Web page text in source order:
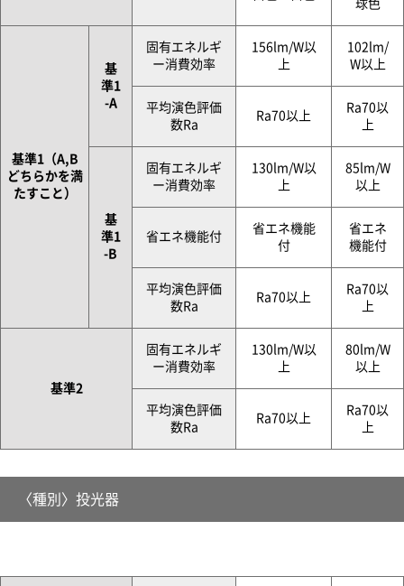
球色
基準1（A,B
どちらかを満
たすこと）
基
準1
-A
固有エネルギ
ー消費効率
156lm/W以
上
102lm/
W以上
平均演色評価
数Ra
Ra70以上
Ra70以
上
基
準1
-B
固有エネルギ
ー消費効率
130lm/W以
上
85lm/W
以上
省エネ機能付
省エネ機能
付
省エネ
機能付
平均演色評価
数Ra
Ra70以上
Ra70以
上
基準2
固有エネルギ
ー消費効率
130lm/W以
上
80lm/W
以上
平均演色評価
数Ra
Ra70以上
Ra70以
上
〈種別〉投光器